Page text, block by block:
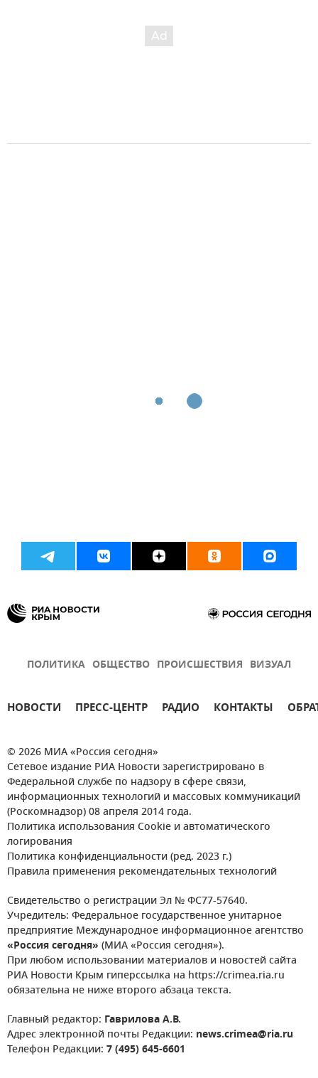
ПОЛИТИКА ОБЩЕСТВО ПРОИСШЕСТВИЯ ВИЗУАЛ
НОВОСТИ ПРЕСС-ЦЕНТР РАДИО КОНТАКТЫ
© 2026 МИА «Россия сегодня»
Сетевое издание РИА Новости зарегистрировано в
Федеральной службе по надзору в сфере связи,
информационных технологий и массовых коммуникаций
(Роскомнадзор) 08 апреля 2014 года.
Политика использования Cookie и автоматического
логирования
Политика конфиденциальности (ред. 2023 г.)
Правила применения рекомендательных технологий
Свидетельство о регистрации Эл № ФС77-57640.
Учредитель: Федеральное государственное унитарное
предприятие Международное информационное агентство
«Россия сегодня» (МИА «Россия сегодня»).
При любом использовании материалов и новостей сайта
РИА Новости Крым гиперссылка на https://crimea.ria.ru
обязательна не ниже второго абзаца текста.
Главный редактор: Гаврилова А.В.
Адрес электронной почты Редакции: news.crimea@ria.ru
Телефон Редакции: 7 (495) 645-6601